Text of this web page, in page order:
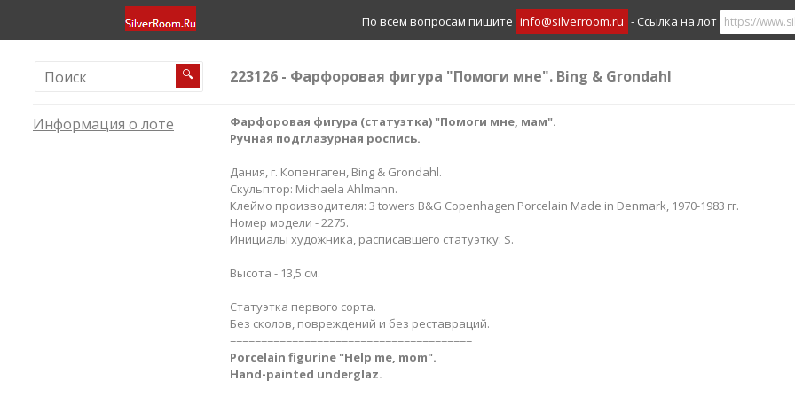
По всем вопросам пишите info@silverroom.ru - Ссылка на лот
🔍 223126 - Фарфоровая фигура "Помоги мне". Bing & Grondahl
Информация о лоте
Фарфоровая фигура (статуэтка) "Помоги мне, мам".
Ручная подглазурная роспись.
Дания, г. Копенгаген, Bing & Grondahl.
Скульптор: Michaela Ahlmann.
Клеймо производителя: 3 towers B&G Copenhagen Porcelain Made in Denmark, 1970-1983 гг.
Номер модели - 2275.
Инициалы художника, расписавшего статуэтку: S.
Высота - 13,5 см.
Статуэтка первого сорта.
Без сколов, повреждений и без реставраций.
=======================================
Porcelain figurine "Help me, mom".
Hand-painted underglaz.